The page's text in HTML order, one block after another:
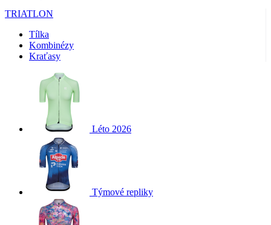
TRIATLON
Tílka
Kombinézy
Kraťasy
Léto 2026
Týmové repliky